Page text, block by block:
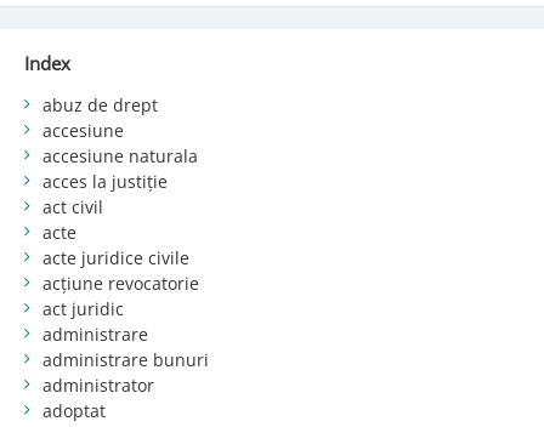
Index
abuz de drept
accesiune
accesiune naturala
acces la justiție
act civil
acte
acte juridice civile
acțiune revocatorie
act juridic
administrare
administrare bunuri
administrator
adoptat